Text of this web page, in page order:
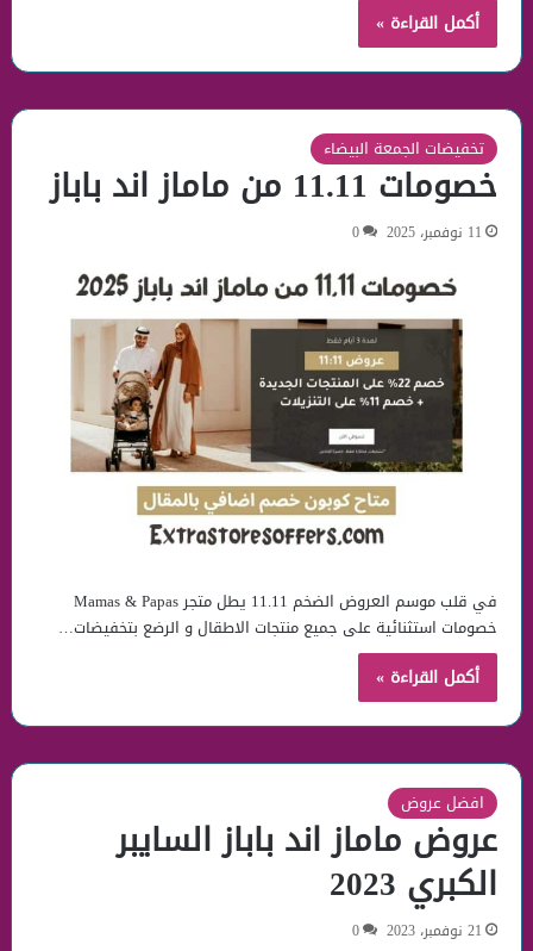
أكمل القراءة »
تخفيضات الجمعة البيضاء
خصومات 11.11 من ماماز اند باباز
11 نوفمبر، 2025 0
في قلب موسم العروض الضخم 11.11 يطل متجر Mamas & Papas
خصومات استثنائية على جميع منتجات الاطقال و الرضع بتخفيضات…
أكمل القراءة »
افضل عروض
عروض ماماز اند باباز السايبر
الكبري 2023
21 نوفمبر، 2023 0